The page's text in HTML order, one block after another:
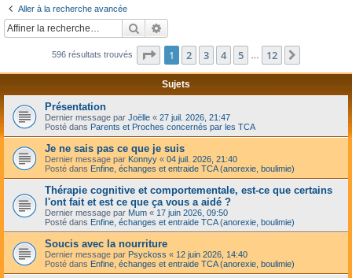
c
Aller à la recherche avancée
Rechercher
596 résultats trouvés Page 1sur12
1 2 3 4 5 12
Sujets
Présentation
Dernier message par Joëlle « 27 juil. 2026, 21:47
Posté dans Parents et Proches concernés par les TCA
Je ne sais pas ce que je suis
Dernier message par Konnyy « 04 juil. 2026, 21:40
Posté dans Enfine, échanges et entraide TCA (anorexie, boulimie)
Thérapie cognitive et comportementale, est-ce que certains
l'ont fait et est ce que ça vous a aidé ?
Dernier message par Mum « 17 juin 2026, 09:50
Posté dans Enfine, échanges et entraide TCA (anorexie, boulimie)
Soucis avec la nourriture
Dernier message par Psyckoss « 12 juin 2026, 14:40
Posté dans Enfine, échanges et entraide TCA (anorexie, boulimie)